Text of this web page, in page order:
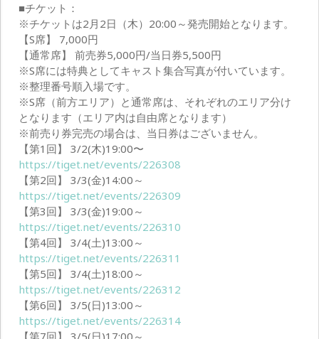
■チケット：
※チケットは2月2日（木）20:00～発売開始となります。
【S席】 7,000円
【通常席】 前売券5,000円/当日券5,500円
※S席には特典としてキャスト集合写真が付いています。
※整理番号順入場です。
※S席（前方エリア）と通常席は、それぞれのエリア分け
となります（エリア内は自由席となります）
※前売り券完売の場合は、当日券はございません。
【第1回】 3/2(木)19:00〜
https://tiget.net/events/226308
【第2回】 3/3(金)14:00～
https://tiget.net/events/226309
【第3回】 3/3(金)19:00～
https://tiget.net/events/226310
【第4回】 3/4(土)13:00～
https://tiget.net/events/226311
【第5回】 3/4(土)18:00～
https://tiget.net/events/226312
【第6回】 3/5(日)13:00～
https://tiget.net/events/226314